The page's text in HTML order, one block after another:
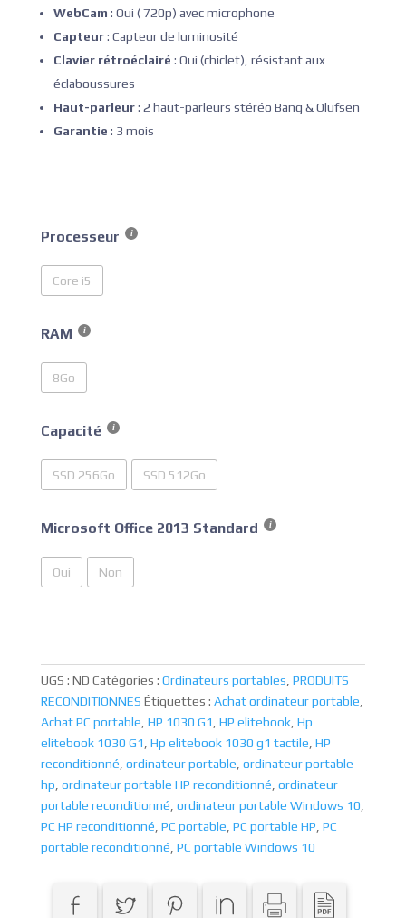
WebCam : Oui ( 720p) avec microphone
Capteur: Capteur de luminosité
Clavier rétroéclairé : Oui (chiclet), résistant aux
éclaboussures
Haut-parleur: 2 haut-parleurs stéréo Bang & Olufsen
Garantie : 3 mois
Processeur
Core i5
RAM
8Go
Capacité
SSD 256Go SSD 512Go
Microsoft Office 2013 Standard
Oui Non
UGS : ND Catégories : Ordinateurs portables PRODUITS
RECONDITIONNES Étiquettes : Achat ordinateur portable
Achat PC portable HP 1030 G1 HP elitebook, Hp
elitebook 1030 G1 Hp elitebook 1030 g1 tactile HP
reconditionné ordinateur portable ordinateur portable
hp ordinateur portable HP reconditionné ordinateur
portable reconditionné ordinateur portable Windows 10
PC HP reconditionné PC portable PC portable HP PC
portable reconditionné PC portable Windows 10